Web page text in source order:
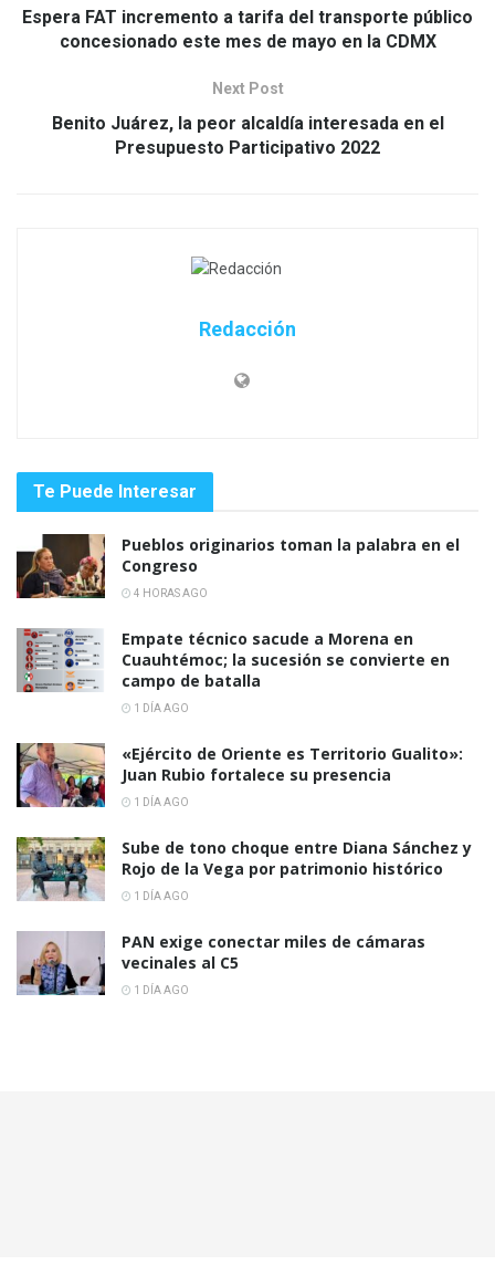
Espera FAT incremento a tarifa del transporte público
concesionado este mes de mayo en la CDMX
Next Post
Benito Juárez, la peor alcaldía interesada en el
Presupuesto Participativo 2022
Redacción
Te Puede Interesar
Pueblos originarios toman la palabra en el
Congreso
4 HORAS AGO
Empate técnico sacude a Morena en
Cuauhtémoc; la sucesión se convierte en
campo de batalla
1 DÍA AGO
«Ejército de Oriente es Territorio Gualito»:
Juan Rubio fortalece su presencia
1 DÍA AGO
Sube de tono choque entre Diana Sánchez y
Rojo de la Vega por patrimonio histórico
1 DÍA AGO
PAN exige conectar miles de cámaras
vecinales al C5
1 DÍA AGO